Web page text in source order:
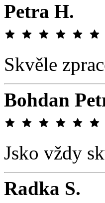
Petra H.
Skvěle
Bohdan
Jsko vždy
Radka S.